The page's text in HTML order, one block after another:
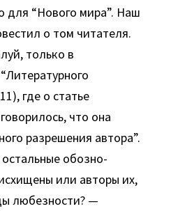
для “Нового мира”. Наш
о том читателя.
только в
где о статье
что она
разрешения автора”.
обозно-
или авторы их,
любезности? —